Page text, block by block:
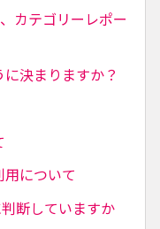
カテゴリーレポー
決まりますか？
について
断していますか